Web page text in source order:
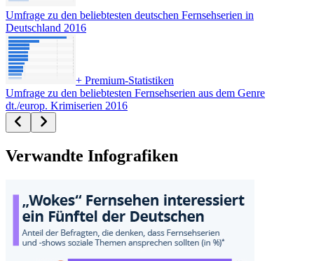
Umfrage zu den beliebtesten deutschen Fernsehserien in
Deutschland 2016
+ Premium-Statistiken
Umfrage zu den beliebtesten Fernsehserien aus dem Genre
dt./europ. Krimiserien 2016
Verwandte Infografiken